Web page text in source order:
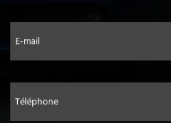
E-mail
Téléphone